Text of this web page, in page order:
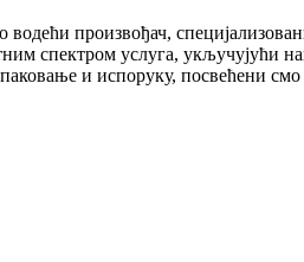
произвођач,
спектром услуга, укључујући
и испоруку, посвећени